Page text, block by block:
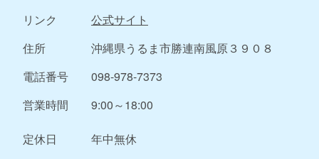
リンク
公式サイト
住所
沖縄県うるま市勝連南風原３９０８
電話番号
098-978-7373
営業時間
9:00～18:00
定休日 年中無休